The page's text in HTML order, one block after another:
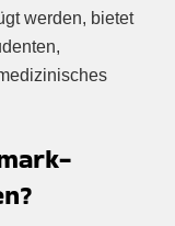
werden, bietet